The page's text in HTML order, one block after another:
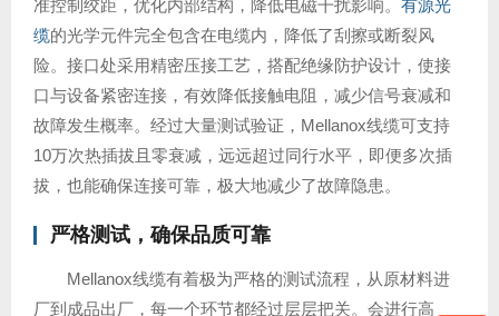
准控制绞距，优化内部结构，降低电磁干扰影响。 有源光
缆的光学元件完全包含在电缆内，降低了刮擦或断裂风
险。接口处采用精密压接工艺，搭配绝缘防护设计，使接
口与设备紧密连接，有效降低接触电阻，减少信号衰减和
故障发生概率。经过大量测试验证，Mellanox线缆可支持
10万次热插拔且零衰减，远远超过同行水平，即便多次插
拔，也能确保连接可靠，极大地减少了故障隐患。
严格测试，确保品质可靠
Mellanox线缆有着极为严格的测试流程，从原材料进
厂到成品出厂，每一个环节都经过层层把关。会进行高